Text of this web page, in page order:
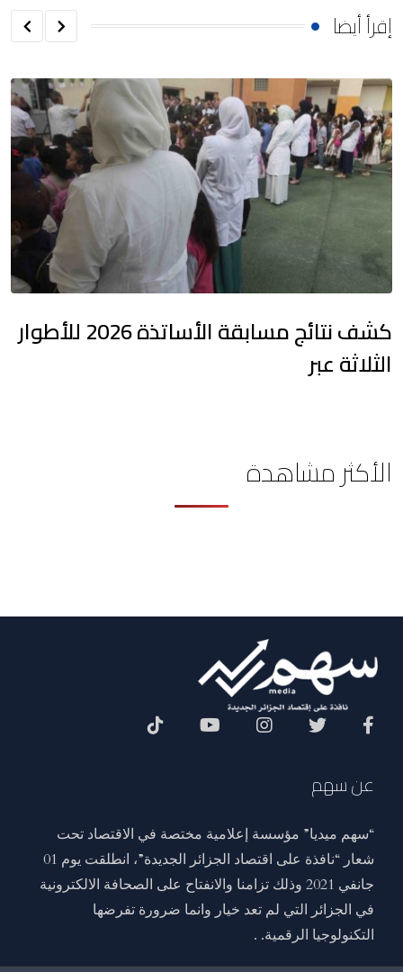
إقرأ أيضا
كشف نتائج مسابقة الأساتذة 2026 للأطوار
الثلاثة عبر
الأكثر مشاهدة
عن سهم
“سهم ميديا” مؤسسة إعلامية مختصة في الاقتصاد تحت
شعار “نافذة على اقتصاد الجزائر الجديدة”، انطلقت يوم 01
جانفي 2021 وذلك تزامنا والانفتاح على الصحافة الالكترونية
في الجزائر التي لم تعد خيار وانما ضرورة تفرضها
التكنولوجيا الرقمية. .